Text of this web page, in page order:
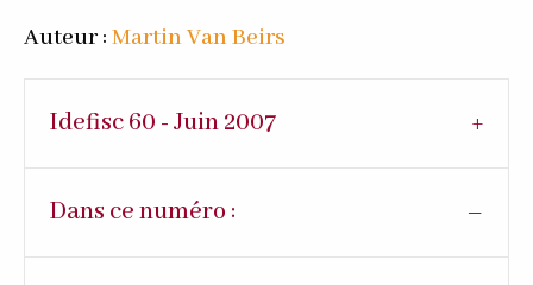
Auteur : Martin Van Beirs
Idefisc 60 - Juin 2007
Dans ce numéro :